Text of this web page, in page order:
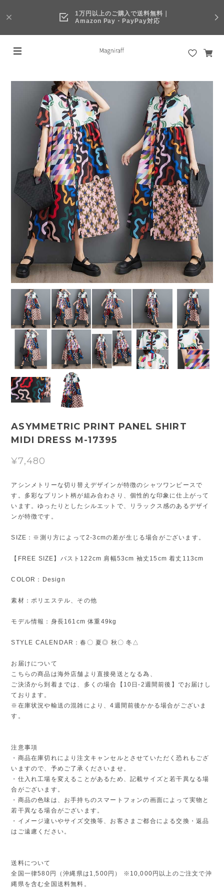
1万円以上のご購入で送料無料｜
Amazon Pay・PayPay対応
ASYMMETRIC PRINT PANEL SHIRT
MIDI DRESS M-17395
¥7,480
アシンメトリーな切り替えデザインが特徴のシャツワンピースで
す。多彩なプリント柄が組み合わさり、個性的な印象に仕上がって
います。ゆったりとしたシルエットで、リラックス感のあるデザイ
ンが特徴です。
SIZE：※測り方によって2-3cmの差が生じる場合がございます。
【FREE SIZE】バスト122cm 肩幅53cm 袖丈15cm 着丈113cm
COLOR：Design
素材：ポリエステル、その他
モデル情報：身長161cm 体重49kg
STYLE CALENDAR：春〇 夏◎ 秋〇 冬△
お届けについて
こちらの商品は海外店舗より直接発送となる為、
ご決済から到着までは、多くの場合【10日-2週間前後】でお届けし
ております。
※在庫状況や輸送の混雑により、4週間前後かかる場合がございま
す。
注意事項
・商品在庫切れにより注文キャンセルとさせていただく恐れもござ
いますので、予めご了承くださいませ。
・仕入れ工場を変えることがあるため、記載サイズと若干異なる場
合がございます。
・商品の色味は、お手持ちのスマートフォンの画面によって実物と
若干異なる場合がございます。
・イメージ違いやサイズ交換等、お客さまご都合による交換・返品
はご遠慮ください。
送料について
全国一律580円（沖縄県は1,500円） ※10,000円以上のご注文で沖
縄県を含む全国送料無料。